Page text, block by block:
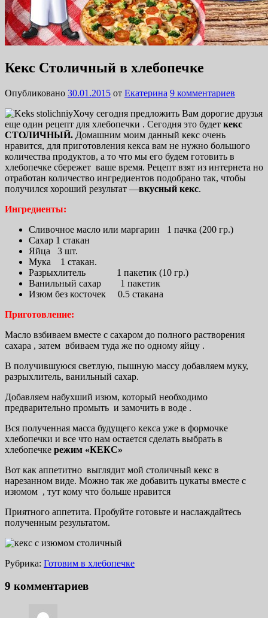
Кекс Столичный в хлебопечке
Опубликовано 30.01.2015 от Екатерина 9 комментариев
Хочу сегодня предложить Вам дорогие друзья
еще один рецепт для хлебопечки . Сегодня это будет кекс
СТОЛИЧНЫЙ. Домашним моим данный кекс очень
нравится, для приготовления кекса вам не нужно большого
количества продуктов, а то что мы его будем готовить в
хлебопечке сбережет ваше время. Рецепт взят из интернета но
отработан количество ингредиентов подобрано так, чтобы
получился хороший результат —вкусный кекс.
Ингредиенты:
Сливочное масло или маргарин 1 пачка (200 гр.)
Сахар 1 стакан
Яйца 3 шт.
Мука 1 стакан.
Разрыхлитель 1 пакетик (10 гр.)
Ванильный сахар 1 пакетик
Изюм без косточек 0.5 стакана
Приготовление:
Масло взбиваем вместе с сахаром до полного растворения
сахара , затем вбиваем туда же по одному яйцу .
В получившуюся светлую, пышную массу добавляем муку,
разрыхлитель, ванильный сахар.
Добавляем набухший изюм, который необходимо
предварительно промыть и замочить в воде .
Вся полученная масса будущего кекса уже в формочке
хлебопечки и все что нам остается сделать выбрать в
хлебопечке режим «КЕКС»
Вот как аппетитно выглядит мой столичный кекс в
нарезанном виде. Можно так же добавить цукаты вместе с
изюмом , тут кому что больше нравится
Приятного аппетита. Пробуйте готовьте и наслаждайтесь
полученным результатом.
Рубрика: Готовим в хлебопечке
9 комментариев